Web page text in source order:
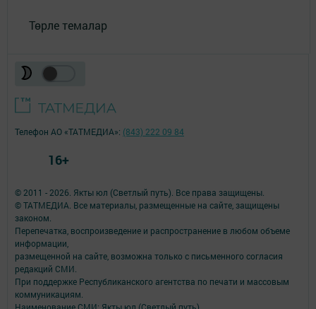
Төрле темалар
© 2011 - 2026. Якты юл (Светлый путь). Все права защищены.
© ТАТМЕДИА. Все материалы, размещенные на сайте, защищены
законом.
Перепечатка, воспроизведение и распространение в любом объеме
информации,
размещенной на сайте, возможна только с письменного согласия
редакций СМИ.
При поддержке Республиканского агентства по печати и массовым
коммуникациям.
Телефон АО «ТАТМЕДИА»: (843) 222 09 84
16+